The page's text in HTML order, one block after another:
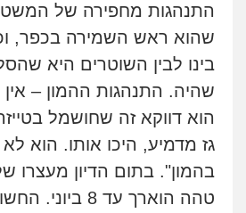
התנהגות מחפירה של
שהוא ראש השמירה בכפר,
בינו לבין השוטרים היא
שהיה. התנהגות ההמון –
הוא דווקא זה שחושמל
גז מדמיע, היכו אותו. הוא לא
בהמון". בתום הדיון מעצרו
טהה
הוארך עד 8